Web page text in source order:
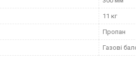
11 кг
Пропан
Газові